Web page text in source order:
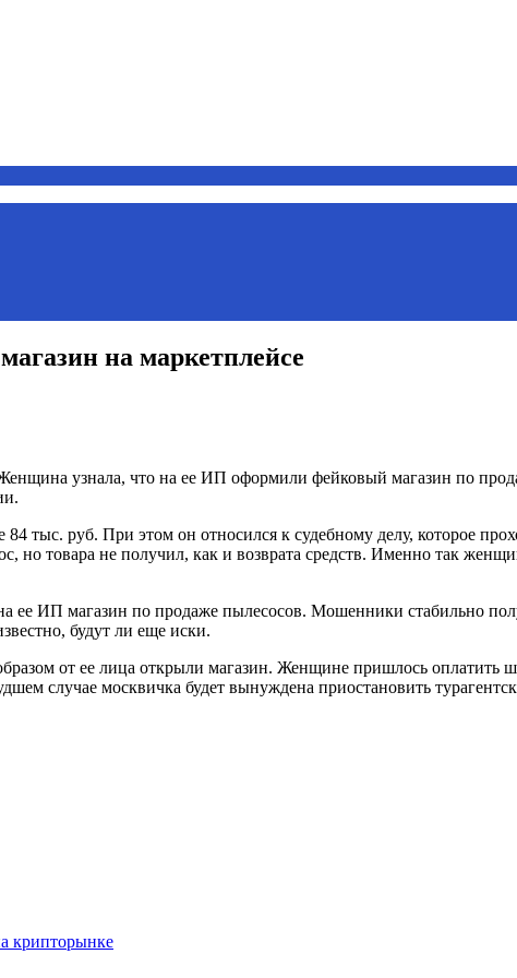
на маркетплейсе
узнала, что на ее ИП оформили фейковый магазин по
тыс. руб. При этом он относился к судебному делу, которое
но товара не получил, как и возврата средств. Именно так
ее ИП магазин по продаже пылесосов. Мошенники стабильно
будут ли еще иски.
от ее лица открыли магазин. Женщине пришлось оплатить
случае москвичка будет вынуждена приостановить
крипторынке